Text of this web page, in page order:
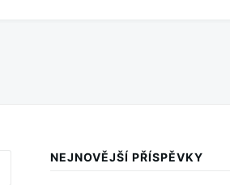
NEJNOVĚJŠÍ PŘÍSPĚVKY